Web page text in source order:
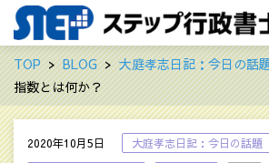
TOP BLOG 大庭孝志日記：今日の話
指数とは何か？
2020年10月5日
大庭孝志日記：今日の話題